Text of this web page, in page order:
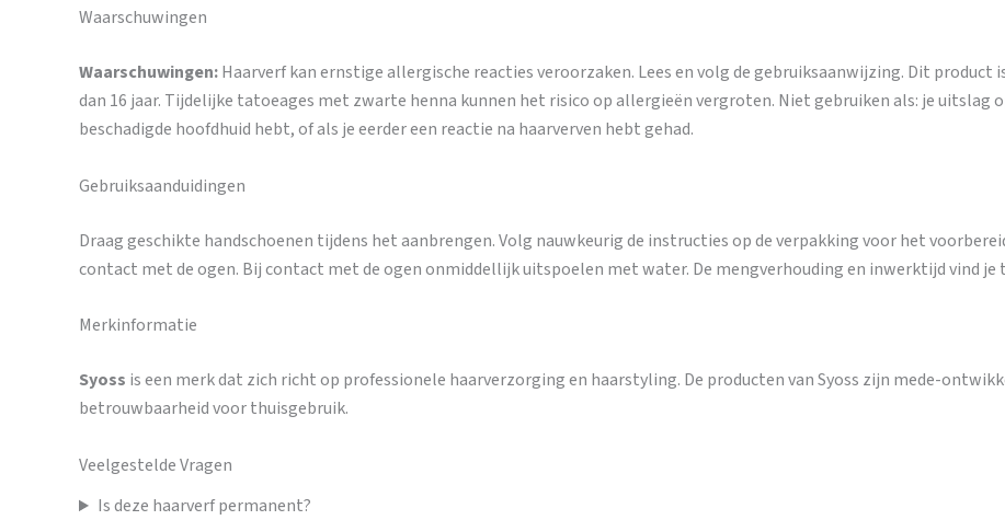
Waarschuwingen
Waarschuwingen:Haarverf kan ernstige allergische reacties veroorzaken. Lees en volg de gebruiksaanwijzing. Dit
dan 16 jaar. Tijdelijke tatoeages met zwarte henna kunnen het risico op allergieën vergroten. Niet gebruiken als: je uitslag
beschadigde hoofdhuid hebt, of als je eerder een reactie na haarverven hebt gehad.
Gebruiksaanduidingen
Draag geschikte handschoenen tijdens het aanbrengen. Volg nauwkeurig de instructies op de verpakking voor het
contact met de ogen. Bij contact met de ogen onmiddellijk uitspoelen met water. De mengverhouding en inwerktijd vind je
Merkinformatie
Syoss is een merk dat zich richt op professionele haarverzorging en haarstyling. De producten van Syoss zijn mede-
betrouwbaarheid voor thuisgebruik.
Veelgestelde Vragen
Is deze haarverf permanent?